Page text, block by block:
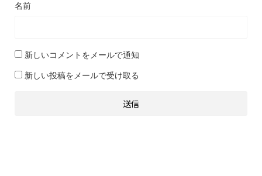
名前
新しいコメントをメールで通知
新しい投稿をメールで受け取る